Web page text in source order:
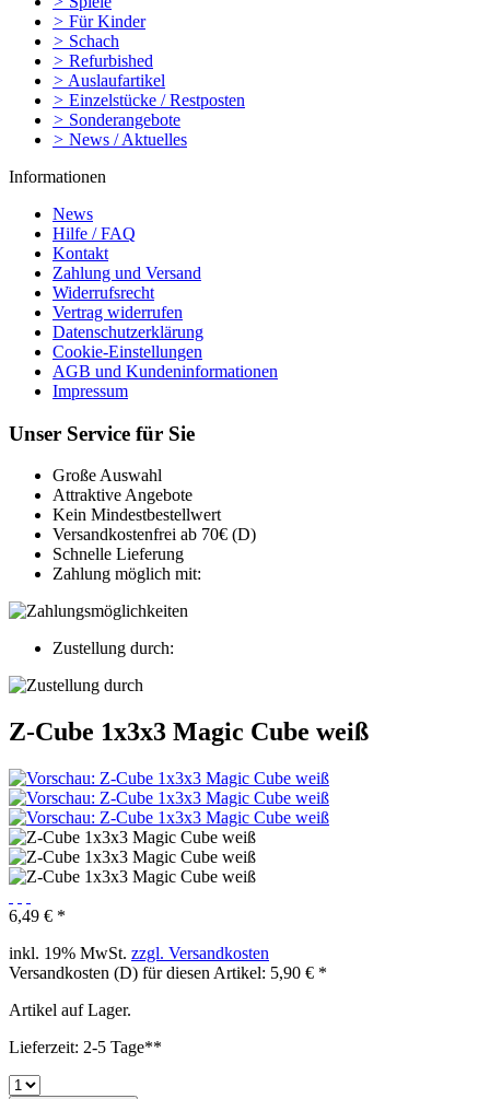
> Für Kinder
> Schach
> Refurbished
> Auslaufartikel
> Einzelstücke / Restposten
> Sonderangebote
> News / Aktuelles
Informationen
News
Hilfe / FAQ
Kontakt
Zahlung und Versand
Widerrufsrecht
Vertrag widerrufen
Datenschutzerklärung
Cookie-Einstellungen
AGB und Kundeninformationen
Impressum
Unser Service für Sie
Große Auswahl
Attraktive Angebote
Kein Mindestbestellwert
Versandkostenfrei ab 70€ (D)
Schnelle Lieferung
Zahlung möglich mit:
Zustellung durch:
Z-Cube 1x3x3 Magic Cube weiß
6,49 € *
inkl. 19% MwSt. zzgl. Versandkosten
Versandkosten (D) für diesen Artikel: 5,90 € *
Artikel auf Lager.
Lieferzeit: 2-5 Tage**